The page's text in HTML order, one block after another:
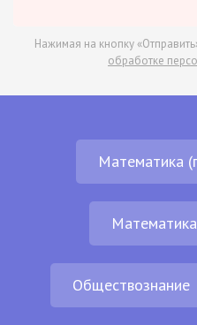
Нажимая на кнопку
обработке
Математика
Обществознание